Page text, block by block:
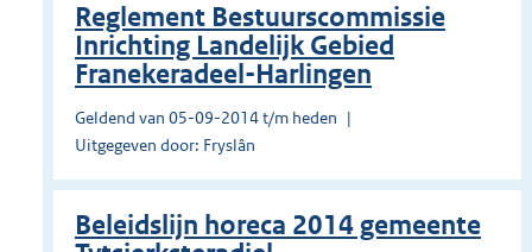
Reglement Bestuurscommissie
Inrichting Landelijk Gebied
Franekeradeel-Harlingen
Geldend van 05-09-2014 t/m heden
Uitgegeven door: Fryslân
Beleidslijn horeca 2014 gemeente